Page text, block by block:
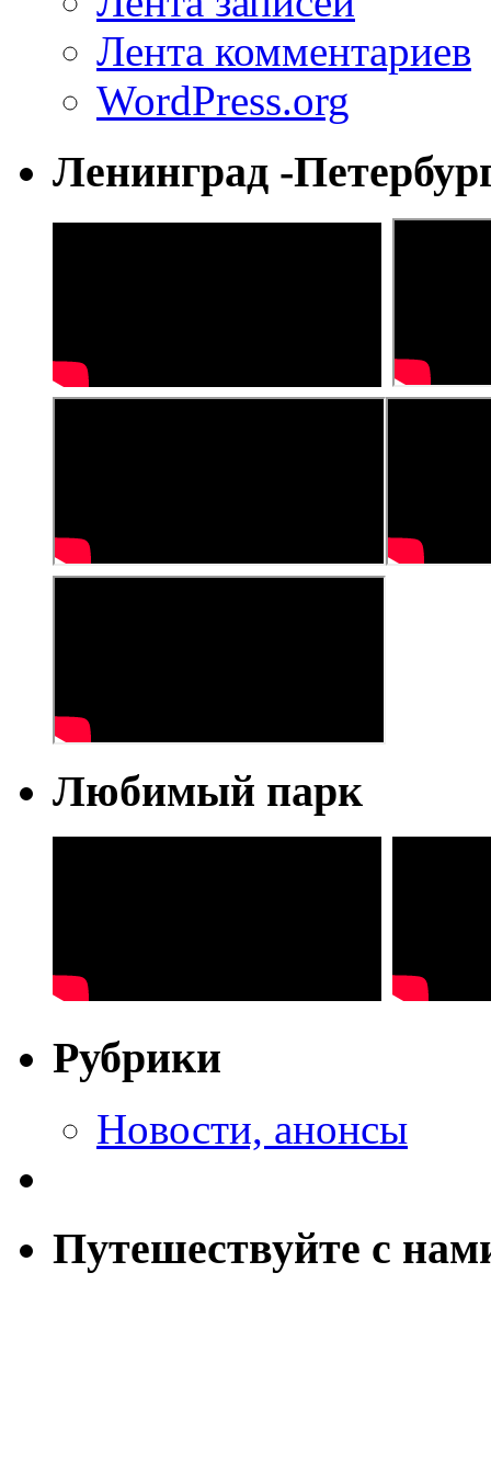
Лента комментариев
WordPress.org
Ленинград -
Любимый парк
Рубрики
Новости, анонсы
Путешествуйте с